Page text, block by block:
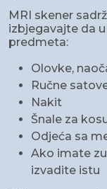
MRI skener
izbjegavajte da
predmeta:
Olovke,
Ručne
Nakit
Šnale za
Odjeća sa
Ako imate
izvadite istu